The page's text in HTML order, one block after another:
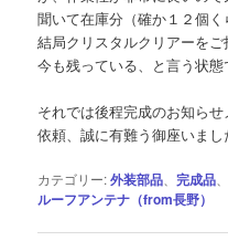
聞いて在庫分（確か１２個く
結局クリスタルクリアーを
今も残っている、と言う状態
それでは後程完成のお知ら
依頼、誠に有難う御座いまし
カテゴリー:外装部品 、完成品
ルーフアンテナ（from長野）